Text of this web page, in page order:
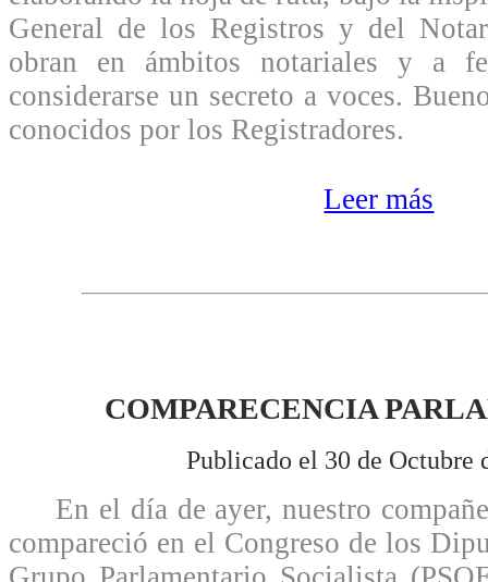
General de los Registros y del
obran en ámbitos notariales y a
considerarse un secreto a voces.
conocidos por los Registradores.
Leer más
COMPARECENCIA
Publicado el 30 de Octubre
En el día de ayer, nuestro
compareció en el Congreso de los